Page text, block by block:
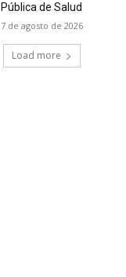
Pública de Salud
7 de agosto de 2026
Load more